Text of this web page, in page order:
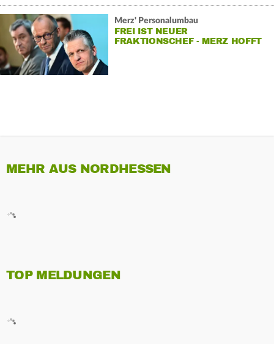
Merz' Personalumbau
FREI IST NEUER
FRAKTIONSCHEF - MERZ HOFFT
MEHR AUS NORDHESSEN
TOP MELDUNGEN